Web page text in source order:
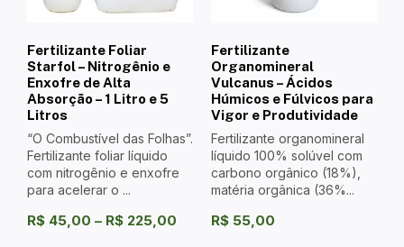
Fertilizante Foliar
Starfol – Nitrogênio e
Enxofre de Alta
Absorção – 1 Litro e 5
Litros
“O Combustível das Folhas”.
Fertilizante foliar líquido
com nitrogênio e enxofre
para acelerar o ...
R$ 45,00 – R$ 225,00
Fertilizante
Organomineral
Vulcanus – Ácidos
Húmicos e Fúlvicos para
Vigor e Produtividade
Fertilizante organomineral
líquido 100% solúvel com
carbono orgânico (18%),
matéria orgânica (36%...
R$ 55,00